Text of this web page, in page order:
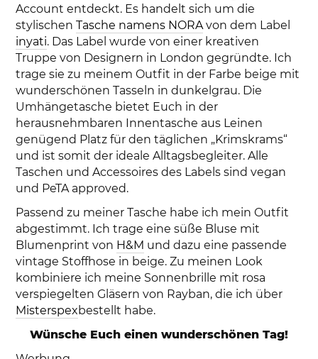
Account entdeckt. Es handelt sich um die
stylischenTasche namens NORA von dem Label
inyati. Das Label wurde von einer kreativen
Truppe von Designern in London gegründte. Ich
trage sie zu meinem Outfit in der Farbe beige mit
wunderschönen Tasseln in dunkelgrau. Die
Umhängetasche bietet Euch in der
herausnehmbaren Innentasche aus Leinen
genügend Platz für den täglichen „Krimskrams“
und ist somit der ideale Alltagsbegleiter. Alle
Taschen und Accessoires des Labels sind vegan
und PeTA approved.
Passend zu meiner Tasche habe ich mein Outfit
abgestimmt. Ich trage eine süße Bluse mit
Blumenprint von H&M und dazu eine passende
vintage Stoffhose in beige. Zu meinen Look
kombiniere ich meine Sonnenbrille mit rosa
verspiegelten Gläsern von Rayban, die ich über
Misterspexbestellt habe.
Wünsche Euch einen wunderschönen Tag!